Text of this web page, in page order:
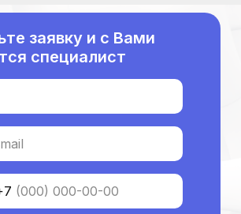
заявку и с Вами
специалист